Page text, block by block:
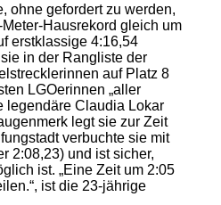
ohne gefordert zu werden,
Hausrekord gleich um
erstklassige 4:16,54
in der Rangliste der
auf Platz 8
LGOerinnen „aller
legendäre Claudia Lokar
legt sie zur Zeit
verbuchte sie mit
2:08,23) und ist sicher,
ist. „Eine Zeit um 2:05
ist die 23-jährige